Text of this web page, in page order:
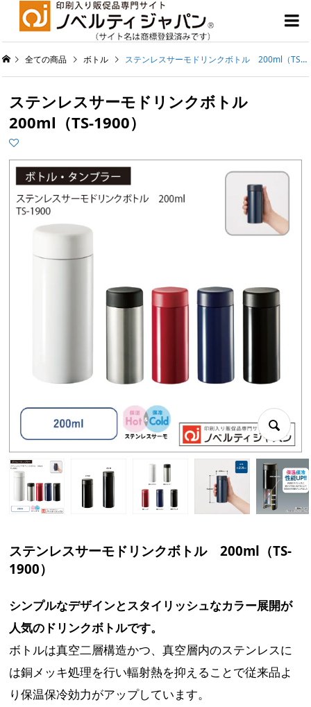

全ての商品 ボトル ステンレスサーモドリンクボトル 200ml（TS-1900）
ステンレスサーモドリンクボトル
200ml（TS-1900）
ステンレスサーモドリンクボトル 200ml（TS-
1900）
シンプルなデザインとスタイリッシュなカラー展開が
人気のドリンクボトルです。
ボトルは真空二層構造かつ、真空層内のステンレスに
は銅メッキ処理を行い輻射熱を抑えることで従来品よ
り保温保冷効力がアップしています。